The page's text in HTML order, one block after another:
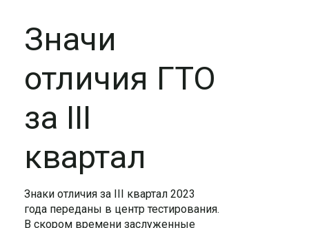
Значи
отличия ГТО
за III
квартал
Знаки отличия за III квартал 2023
года переданы в центр тестирования.
В скором времени заслуженные